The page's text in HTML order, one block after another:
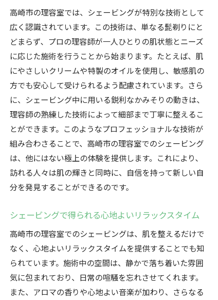
理容室で見つける新しい自分
プロが導くシェービングの可能性
高崎市の特色を活かしたシェービング体験
シェービングで自信を高める方法
肌を磨くシェービング体験高崎市の理容室の特
色とは
高崎市の理容室で受ける特別なシェービン
グ
肌を磨くプロの技術力
理容室の個性あふれるシェービングメニュ
ー
シェービングで理想の肌を手に入れる
理容室でのシェービングがもたらす効果
高崎市で心地よいシェービングタイムを過ごす
コツ
シェービングを楽しむための準備
高崎市の理容室での過ごし方
高崎市の理容室では、シェービングが特別な技術として
広く認識されています。この技術は、単なる髭剃りにと
どまらず、プロの理容師が一人ひとりの肌状態とニーズ
に応じた施術を行うことから始まります。たとえば、肌
にやさしいクリームや特製のオイルを使用し、敏感肌の
方でも安心して受けられるよう配慮されています。さら
に、シェービング中に用いる鋭利なかみそりの動きは、
理容師の熟練した技術によって細部まで丁寧に整えるこ
とができます。このようなプロフェッショナルな技術が
組み合わさることで、高崎市の理容室でのシェービング
は、他にはない極上の体験を提供します。これにより、
訪れる人々は肌の輝きと同時に、自信を持って新しい自
分を発見することができるのです。
シェービングで得られる心地よいリラックスタイム
高崎市の理容室でのシェービングは、肌を整えるだけで
なく、心地よいリラックスタイムを提供することでも知
られています。施術中の空間は、静かで落ち着いた雰囲
気に包まれており、日常の喧騒を忘れさせてくれます。
また、アロマの香りや心地よい音楽が加わり、さらなる